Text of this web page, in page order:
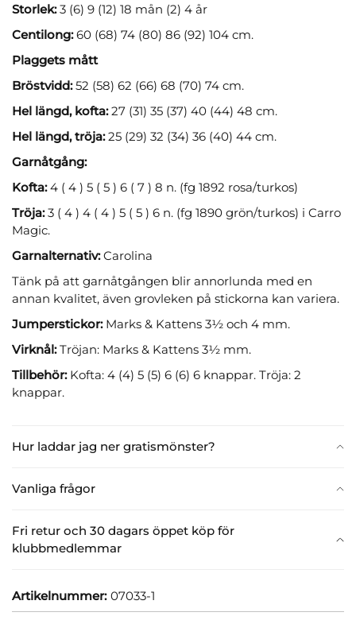
Hur laddar jag ner gratismönster?
Vanliga frågor
Fri retur och 30 dagars öppet köp för
klubbmedlemmar
Storlek:3 (6) 9 (12) 18 mån (2) 4 år
Centilong:60 (68) 74 (80) 86 (92) 104 cm.
Plaggets mått
Bröstvidd:52 (58) 62 (66) 68 (70) 74 cm.
Hel längd, kofta:27 (31) 35 (37) 40 (44) 48 cm.
Hel längd, tröja:25 (29) 32 (34) 36 (40) 44 cm.
Garnåtgång:
Kofta:4 ( 4 ) 5 ( 5 ) 6 ( 7 ) 8 n. (fg 1892 rosa/turkos)
Tröja:3 ( 4 ) 4 ( 4 ) 5 ( 5 ) 6 n. (fg 1890 grön/turkos) i Carro
Magic.
Garnalternativ:Carolina
Tänk på att garnåtgången blir annorlunda med en
annan kvalitet, även grovleken på stickorna kan variera.
Jumperstickor:Marks & Kattens 3½ och 4 mm.
Virknål:Tröjan: Marks & Kattens 3½ mm.
Tillbehör:Kofta: 4 (4) 5 (5) 6 (6) 6 knappar. Tröja: 2
knappar.
Artikelnummer: 07033-1